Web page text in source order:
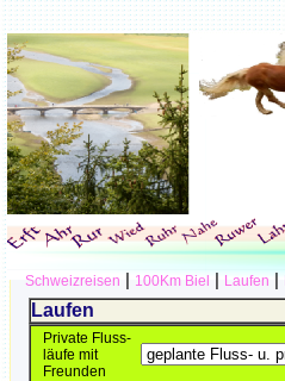
Schweizreisen | 100Km Biel | Laufen |
Laufen
Private Fluss-
läufe mit
Freunden